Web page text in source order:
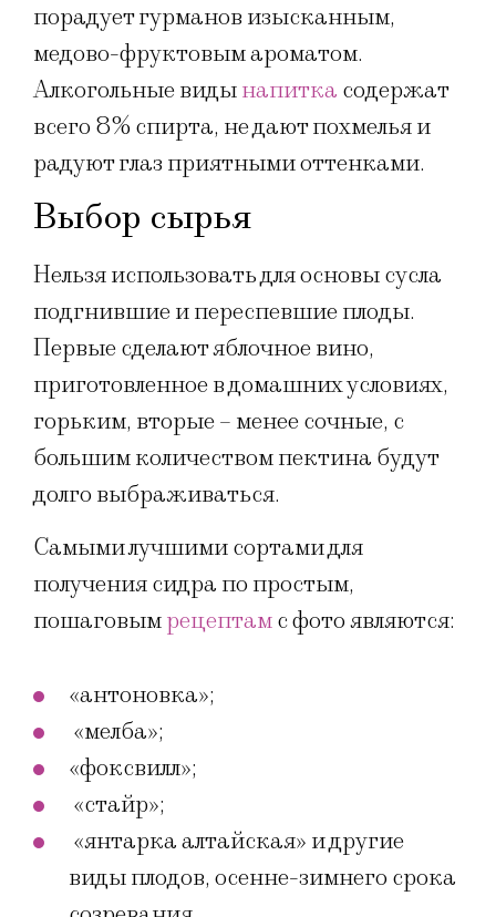
порадует гурманов изысканным,
медово-фруктовым ароматом.
Алкогольные видынапитка содержат
всего 8% спирта, не дают похмелья и
радуют глаз приятными оттенками.
Выбор сырья
Нельзя использовать для основы сусла
подгнившие и переспевшие плоды.
Первые сделают яблочное вино,
приготовленное в домашних условиях,
горьким, вторые – менее сочные, с
большим количеством пектина будут
долго выбраживаться.
Самыми лучшими сортами для
получения сидра по простым,
пошаговымрецептамс фото являются:
«антоновка»;
«мелба»;
«фоксвилл»;
«стайр»;
«янтарка алтайская» и другие
виды плодов, осенне-зимнего срока